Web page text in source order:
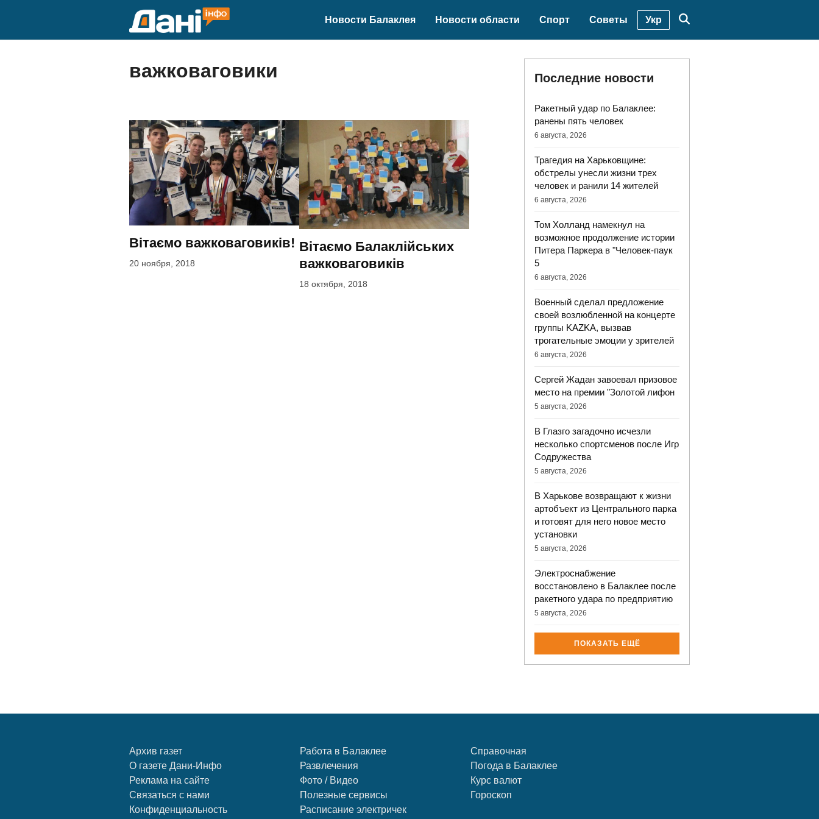
Новости Балаклея Новости области Спорт Советы Укр
важковаговики
Вітаємо важковаговиків!
20 ноября, 2018
Вітаємо Балаклійських
важковаговиків
18 октября, 2018
Последние новости
Ракетный удар по Балаклее:
ранены пять человек
6 августа, 2026
Трагедия на Харьковщине:
обстрелы унесли жизни трех
человек и ранили 14 жителей
6 августа, 2026
Том Холланд намекнул на
возможное продолжение истории
Питера Паркера в "Человек-паук
5
6 августа, 2026
Военный сделал предложение
своей возлюбленной на концерте
группы KAZKA, вызвав
трогательные эмоции у зрителей
6 августа, 2026
Сергей Жадан завоевал призовое
место на премии "Золотой лифон
5 августа, 2026
В Глазго загадочно исчезли
несколько спортсменов после Игр
Содружества
5 августа, 2026
В Харькове возвращают к жизни
артобъект из Центрального парка
и готовят для него новое место
установки
5 августа, 2026
Электроснабжение
восстановлено в Балаклее после
ракетного удара по предприятию
5 августа, 2026
ПОКАЗАТЬ ЕЩЁ
Архив газет
О газете Дани-Инфо
Реклама на сайте
Связаться с нами
Конфиденциальность
Работа в Балаклее
Развлечения
Фото / Видео
Полезные сервисы
Расписание электричек
Справочная
Погода в Балаклее
Курс валют
Гороскоп